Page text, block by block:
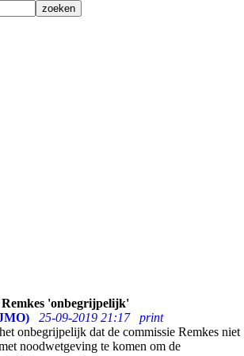
'onbegrijpelijk'
25-09-2019 21:17
print
onbegrijpelijk dat de commissie Remkes niet
noodwetgeving te komen om de